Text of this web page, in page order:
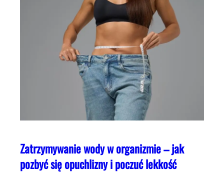
Zatrzymywanie wody w organizmie – jak
pozbyć się opuchlizny i poczuć lekkość